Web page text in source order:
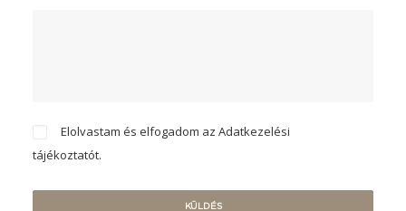
Elolvastam és elfogadom azAdatkezelési
tájékoztatót.